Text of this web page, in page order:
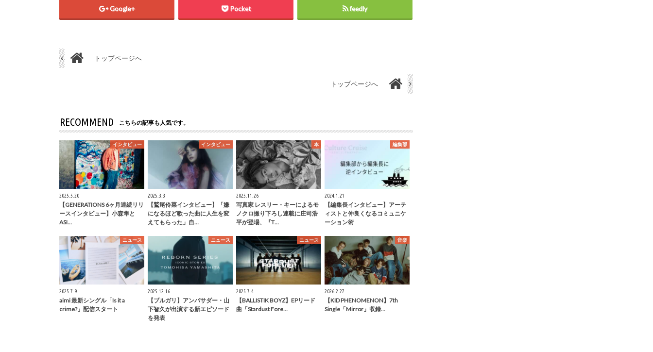
Google+ Pocket feedly
トップページへ
トップページへ
RECOMMEND こちらの記事も人気です。
インタビュー
2025.5.20
【GENERATIONS 6ヶ月連続リリ
ースインタビュー】小森隼と
ASI…
インタビュー
2025.3.3
【鷲尾伶菜インタビュー】「嫌
になるほど歌った曲に人生を変
えてもらった」自…
本
2025.11.26
写真家 レスリー・キーによるモ
ノクロ撮り下ろし連載に庄司浩
平が登場、『T…
編集部
2024.1.21
【編集長インタビュー】アーテ
ィストと仲良くなるコミュニケ
ーション術
ニュース
2025.7.9
aimi 最新シングル「Is it a
crime?」配信スタート
ニュース
2025.12.16
【ブルガリ】アンバサダー・山
下智久が出演する新エピソード
を発表
ニュース
2025.7.4
【BALLISTIK BOYZ】EPリード
曲「Stardust Fore…
音楽
2026.2.27
【KID PHENOMENON】7th
Single「Mirror」収録…